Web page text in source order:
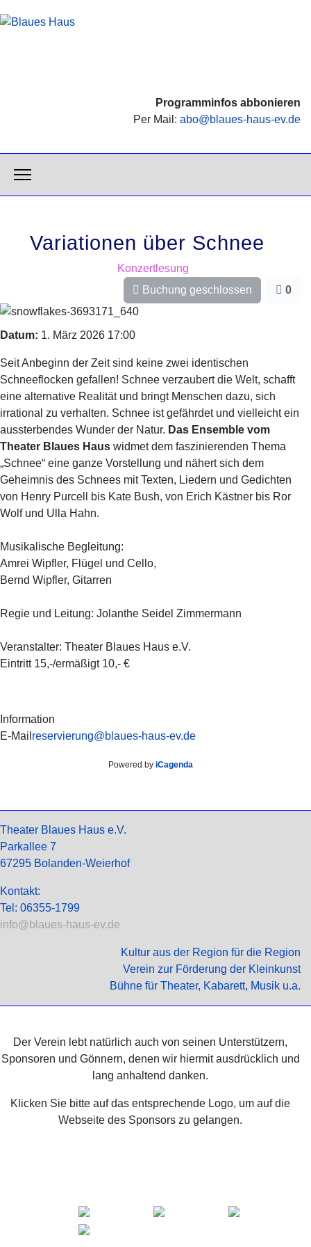
Programminfos abbonieren
Per Mail: abo@blaues-haus-ev.de
Variationen über Schnee
Konzertlesung
Buchung geschlossen
0
Datum: 1. März 2026 17:00
Seit Anbeginn der Zeit sind keine zwei identischen
Schneeflocken gefallen! Schnee verzaubert die Welt, schafft
eine alternative Realität und bringt Menschen dazu, sich
irrational zu verhalten. Schnee ist gefährdet und vielleicht ein
aussterbendes Wunder der Natur. Das Ensemble vom
Theater Blaues Haus widmet dem faszinierenden Thema
„Schnee“ eine ganze Vorstellung und nähert sich dem
Geheimnis des Schnees mit Texten, Liedern und Gedichten
von Henry Purcell bis Kate Bush, von Erich Kästner bis Ror
Wolf und Ulla Hahn.
Musikalische Begleitung:
Amrei Wipfler, Flügel und Cello,
Bernd Wipfler, Gitarren
Regie und Leitung: Jolanthe Seidel Zimmermann
Veranstalter: Theater Blaues Haus e.V.
Eintritt 15,-/ermäßigt 10,- €
Information
E-Mail reservierung@blaues-haus-ev.de
Powered by iCagenda
Theater Blaues Haus e.V.
Parkallee 7
67295 Bolanden-Weierhof
Kontakt:
Tel: 06355-1799
info@blaues-haus-ev.de
Kultur aus der Region für die Region
Verein zur Förderung der Kleinkunst
Bühne für Theater, Kabarett, Musik u.a.
Der Verein lebt natürlich auch von seinen Unterstützern,
Sponsoren und Gönnern, denen wir hiermit ausdrücklich und
lang anhaltend danken.
Klicken Sie bitte auf das entsprechende Logo, um auf die
Webseite des Sponsors zu gelangen.